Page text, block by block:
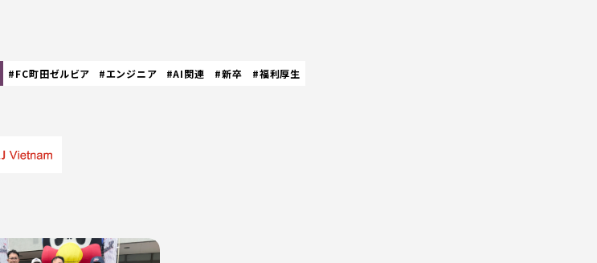
#FC町田ゼルビア #エンジニア #AI関連 #新卒 #福利厚生